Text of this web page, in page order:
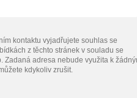
kontaktu vyjadřujete souhlas se
z těchto stránek v souladu se
Zadaná adresa nebude využita k
kdykoliv zrušit.